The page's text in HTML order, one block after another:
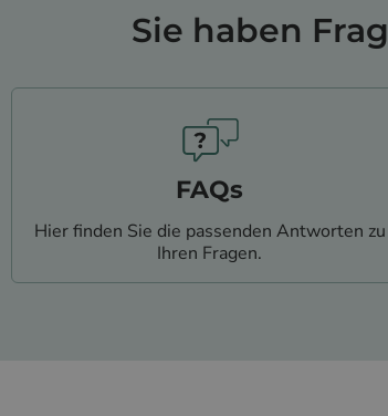
Sie haben
FAQs
Hier finden Sie die passenden Antworten zu
Ihren Fragen.